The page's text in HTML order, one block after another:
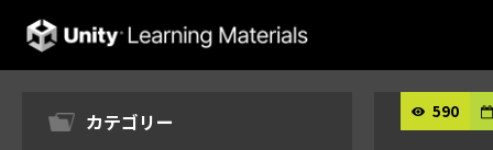
Unity Learning Materials
カテゴリー 590